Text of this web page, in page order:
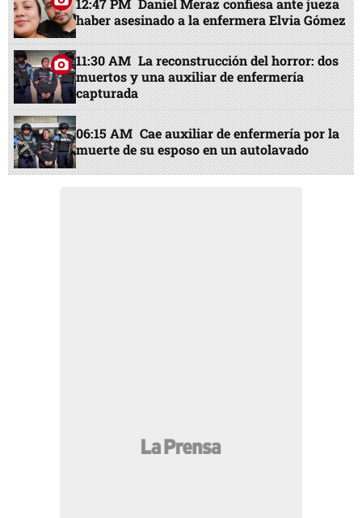
12:47 PM Daniel Meraz confiesa ante jueza
haber asesinado a la enfermera Elvia Gómez
11:30 AM La reconstrucción del horror: dos
muertos y una auxiliar de enfermería
capturada
06:15 AM Cae auxiliar de enfermería por la
muerte de su esposo en un autolavado